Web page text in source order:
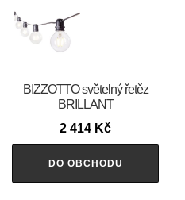
BIZZOTTO světelný řetěz
BRILLANT
2 414 Kč
DO OBCHODU